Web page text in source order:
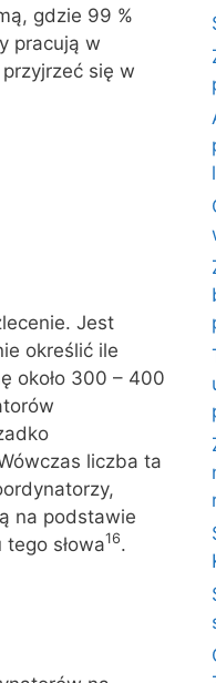
gdzie 99 %
pracują w
się w
Jest
określić ile
około 300 – 400
liczba ta
na podstawie
słowa16.